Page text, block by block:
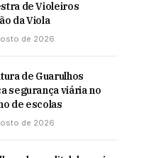
de Violeiros
da Viola
de 2026
de Guarulhos
segurança viária no
de escolas
de 2026